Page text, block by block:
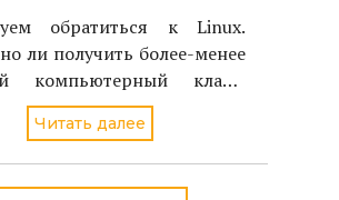
обратиться к Linux.
ли получить более-менее
компьютерный класс,
максимально экономичную
X Window на
учащихся, и сервер,
превосходящий по
Читать далее